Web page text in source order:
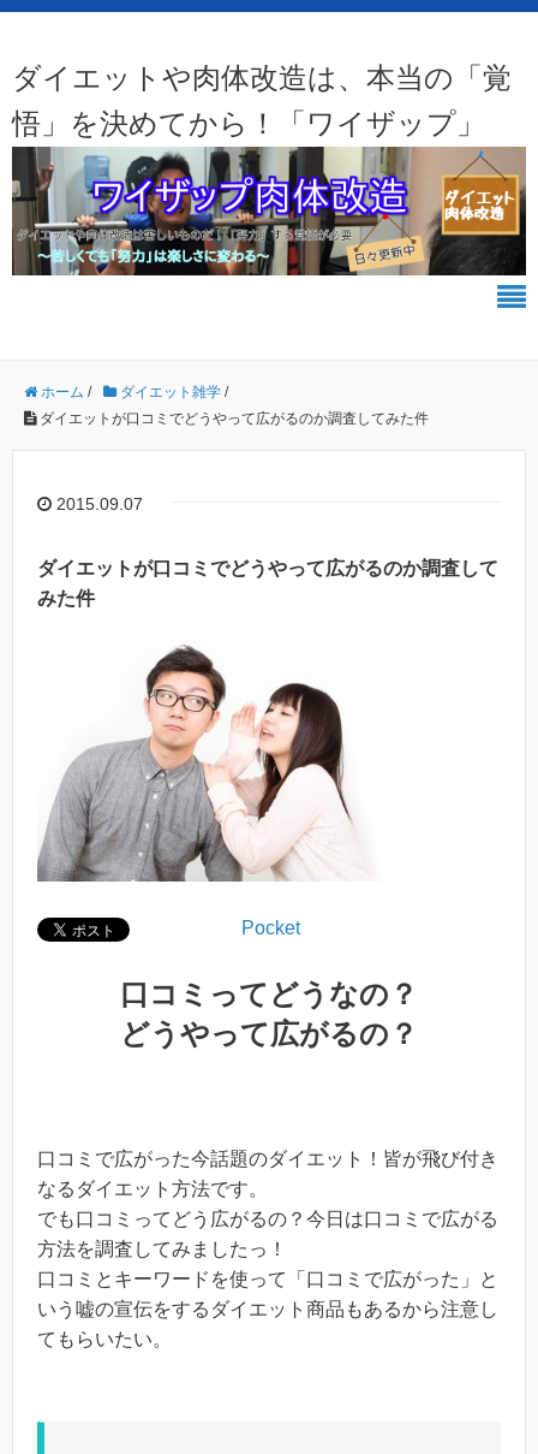
ダイエットや肉体改造は、本当の「覚
悟」を決めてから！「ワイザップ」
ホーム / ダイエット雑学 /
ダイエットが口コミでどうやって広がるのか調査してみた件
2015.09.07
ダイエットが口コミでどうやって広がるのか調査して
みた件
Pocket
口コミってどうなの？
どうやって広がるの？
口コミで広がった今話題のダイエット！皆が飛び付き
なるダイエット方法です。
でも口コミってどう広がるの？今日は口コミで広がる
方法を調査してみましたっ！
口コミとキーワードを使って「口コミで広がった」と
いう嘘の宣伝をするダイエット商品もあるから注意し
てもらいたい。